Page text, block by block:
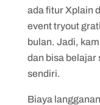
ada fitur Xplain
event tryout
bulan. Jadi,
dan bisa belajar
sendiri.
Biaya